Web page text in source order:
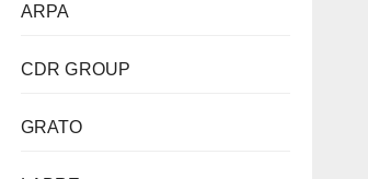
ARPA
CDR GROUP
GRATO